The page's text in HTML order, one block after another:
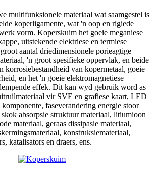
multifunksionele materiaal wat saamgestel is
koperligamente, wat 'n oop en rigiede
vorm. Koperskuim het goeie meganiese
uitstekende elektriese en termiese
aantal driedimensionele porieagtige
'n groot spesifieke oppervlak, en beide
korrosiebestandheid van kopermetaal, goeie
en het 'n goeie elektromagnetiese
effek. Dit kan wyd gebruik word as
vir SVE en grafiese kaart, LED
faseverandering energie stoor
absorpsie struktuur materiaal, litiumioon
materiaal, geraas dissipasie materiaal,
konstruksiemateriaal,
katalisators en draers, ens.